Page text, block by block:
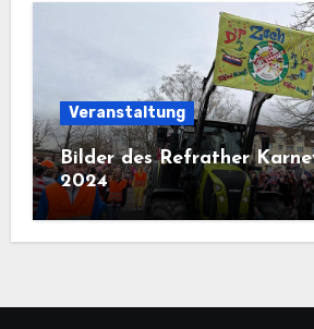
Veranstaltung
Bilder des Refrather
2024